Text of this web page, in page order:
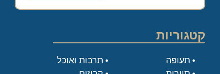
קטגוריות
תעופה
תרבות ואוכל